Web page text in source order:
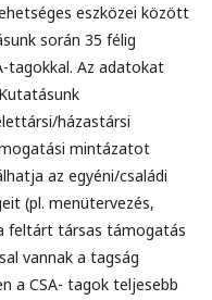
eszközei között
során 35 félig
tagokkal. Az adatokat
házastársi
mintázatot
az egyéni/családi
(pl. menütervezés,
feltárt társas támogatás
vannak a tagság
a CSA- tagok teljesebb